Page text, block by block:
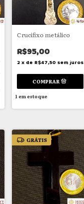
Crucifixo metálico
R$95,00
2 x de R$47,50 sem juros
1em estoque
GRÁTIS